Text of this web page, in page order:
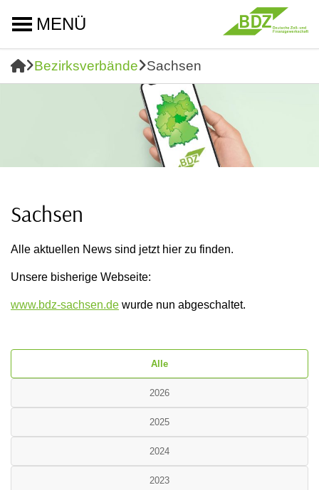
MENÜ
Bezirksverbände Sachsen
Sachsen
Alle aktuellen News sind jetzt hier zu finden.
Unsere bisherige Webseite:
www.bdz-sachsen.de wurde nun abgeschaltet.
Alle
2026
2025
2024
2023